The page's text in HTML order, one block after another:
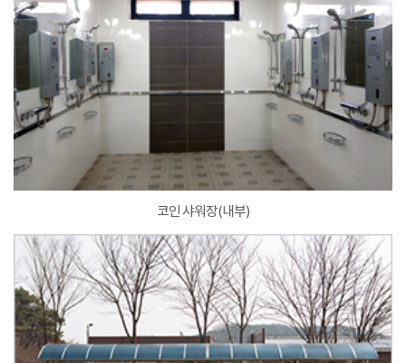
코인 샤워장(내부)